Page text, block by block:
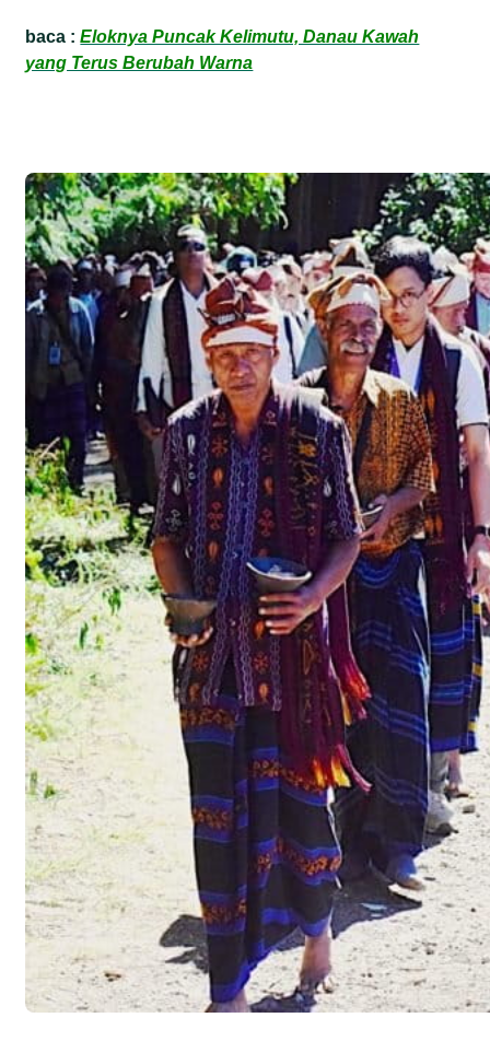
baca :Eloknya Puncak Kelimutu, Danau Kawah
yang Terus Berubah Warna